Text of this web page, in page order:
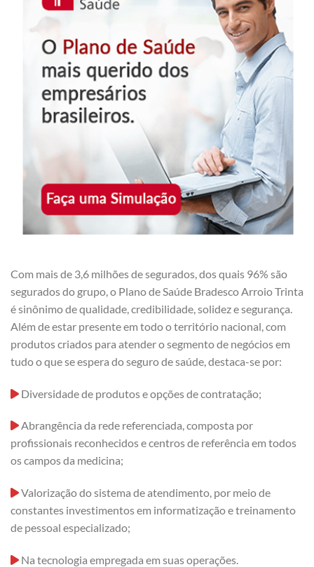
Com mais de 3,6 milhões de segurados, dos quais 96% são
segurados do grupo, o Plano de Saúde Bradesco Arroio Trinta
é sinônimo de qualidade, credibilidade, solidez e segurança.
Além de estar presente em todo o território nacional, com
produtos criados para atender o segmento de negócios em
tudo o que se espera do seguro de saúde, destaca-se por:
Diversidade de produtos e opções de contratação;
Abrangência da rede referenciada, composta por
profissionais reconhecidos e centros de referência em todos
os campos da medicina;
Valorização do sistema de atendimento, por meio de
constantes investimentos em informatização e treinamento
de pessoal especializado;
Na tecnologia empregada em suas operações.